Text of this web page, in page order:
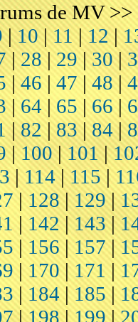
de MV>>
|10|11 |12|
|28|29|30|
|46 |47 |48|
| 64| 65 |66 |
|82|83 |84|
|100|101|
| 114| 115|
|128|129|
| 142|143|
|156 |157|
| 170 |171 |
| 184 |185|
|198|199 |